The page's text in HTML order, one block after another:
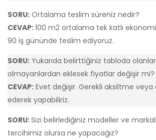
SORU: Ortalama teslim süreniz nedir?
CEVAP:100 m2 ortalama tek katlı
90 iş gününde teslim ediyoruz.
SORU: Yukarıda belirttiğiniz tabloda
olmayanlardan eklesek fiyatlar değişir mi?
CEVAP: Evet değişir. Gerekli aksiltme veya
ederek yapabiliriz.
SORU:Sizi belirlediğiniz modeller ve
tercihimiz olursa ne yapacağız?